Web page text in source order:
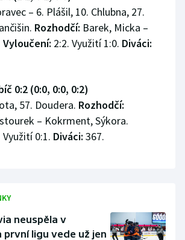
– 6. Plášil, 10. Chlubna, 27.
Rozhodčí: Barek, Micka –
Vyloučení: 2:2. Využití 1:0. Diváci:
0:2 (0:0, 0:0, 0:2)
57. Doudera. Rozhodčí:
– Kokrment, Sýkora.
Využití 0:1. Diváci: 367.
neuspěla v
první ligu vede už jen